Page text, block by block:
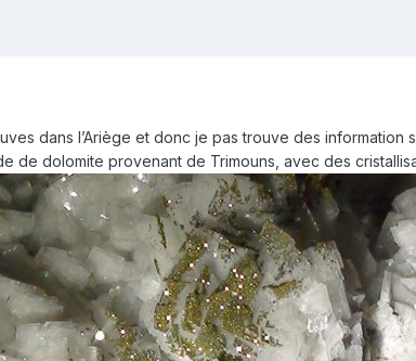
dans l’Ariège et donc je pas trouve des
de dolomite provenant de Trimouns, avec des